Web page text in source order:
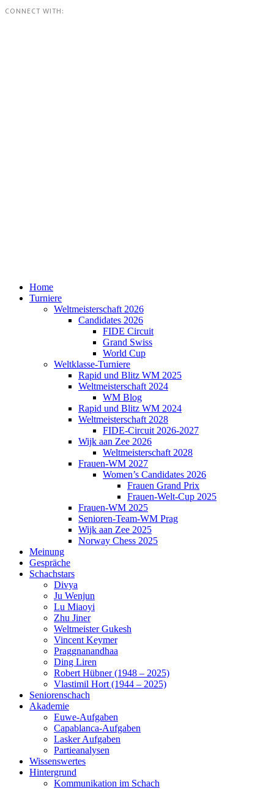
CONNECT WITH:
Home
Turniere
Weltmeisterschaft 2026
Candidates 2026
FIDE Circuit
Grand Swiss
World Cup
Weltklasse-Turniere
Rapid und Blitz WM 2025
Weltmeisterschaft 2024
WM Blog
Rapid und Blitz WM 2024
Weltmeisterschaft 2028
FIDE-Circuit 2026-2027
Wijk aan Zee 2026
Weltmeisterschaft 2028
Frauen-WM 2027
Women’s Candidates 2026
Frauen Grand Prix
Frauen-Welt-Cup 2025
Frauen-WM 2025
Senioren-Team-WM Prag
Wijk aan Zee 2025
Norway Chess 2025
Meinung
Gespräche
Schachstars
Divya
Ju Wenjun
Lu Miaoyi
Zhu Jiner
Weltmeister Gukesh
Vincent Keymer
Praggnanandhaa
Ding Liren
Robert Hübner (1948 – 2025)
Vlastimil Hort (1944 – 2025)
Seniorenschach
Akademie
Euwe-Aufgaben
Capablanca-Aufgaben
Lasker Aufgaben
Partieanalysen
Wissenswertes
Hintergrund
Kommunikation im Schach